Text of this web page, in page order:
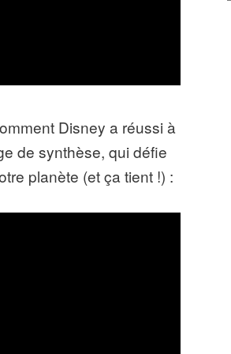
Disney a réussi à
de synthèse, qui défie
planète (et ça tient !) :